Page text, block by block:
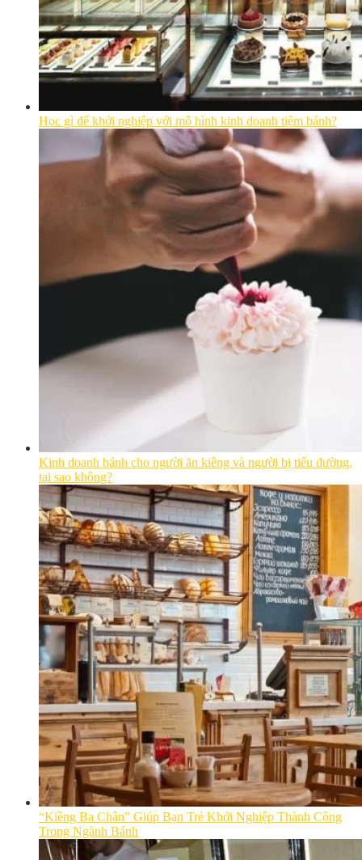
Học gì để khởi nghiệp với mô hình kinh doanh tiệm bánh?
Kinh doanh bánh cho người ăn kiêng và người bị tiểu đường,
tại sao không?
“Kiềng Ba Chân” Giúp Bạn Trẻ Khởi Nghiệp Thành Công
Trong Ngành Bánh